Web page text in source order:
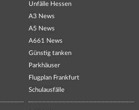
Unfälle Hessen
A3 News
A5 News
A661 News
Günstig tanken
Parkhäuser
Flugplan Frankfurt
Schulausfälle